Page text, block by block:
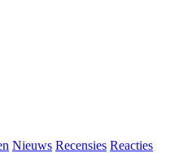
Nieuws Recensies Reacties